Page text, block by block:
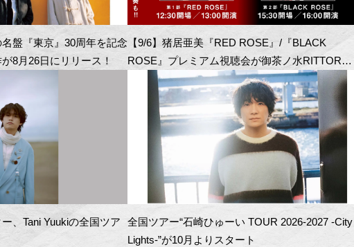
盤『東京』30周年を記念
8月26日にリリース！
【9/6】猪居亜美『RED ROSE』/『BLACK
ROSE』プレミアム視聴会が御茶ノ水RITTOR
BASEにて開催！
、Tani Yuukiの全国ツア
全国ツアー“石崎ひゅーい TOUR 2026-2027 -City
Lights-”が10月よりスタート